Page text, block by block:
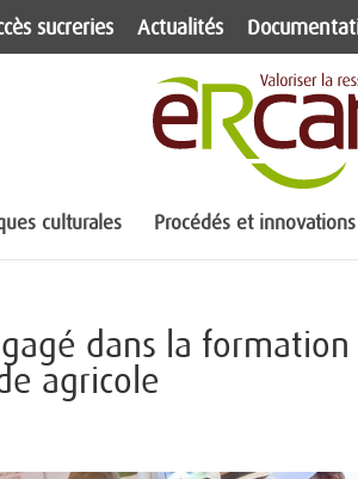
sucreries Actualités
culturales Procédés et
dans la
agricole